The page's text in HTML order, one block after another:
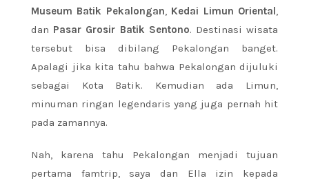
Museum Batik Pekalongan, Kedai Limun Oriental ,
dan Pasar Grosir Batik Sentono. Destinasi wisata
tersebut bisa dibilang Pekalongan banget.
Apalagi jika kita tahu bahwa Pekalongan dijuluki
sebagai Kota Batik. Kemudian ada Limun,
minuman ringan legendaris yang juga pernah hit
pada zamannya.
Nah, karena tahu Pekalongan menjadi tujuan
pertama famtrip, saya dan Ella izin kepada